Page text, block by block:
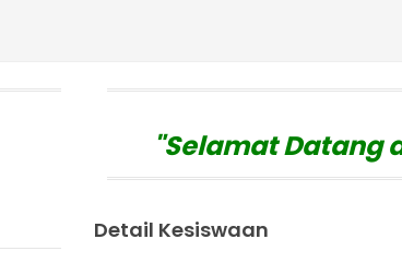
"Selamat Datang di
Detail Kesiswaan